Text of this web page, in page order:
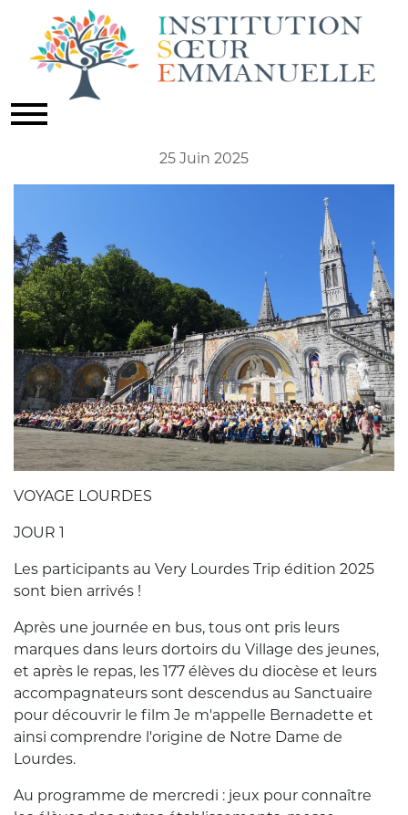
VOYAGE À LOURDES
25 Juin 2025
VOYAGE LOURDES
JOUR 1
Les participants au Very Lourdes Trip édition 2025
sont bien arrivés !
Après une journée en bus, tous ont pris leurs
marques dans leurs dortoirs du Village des jeunes,
et après le repas, les 177 élèves du diocèse et leurs
accompagnateurs sont descendus au Sanctuaire
pour découvrir le film Je m'appelle Bernadette et
ainsi comprendre l'origine de Notre Dame de
Lourdes.
Au programme de mercredi : jeux pour connaître